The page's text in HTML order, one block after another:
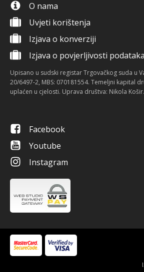
O nama
Uvjeti korištenja
Izjava o konverziji
Izjava o povjerljivosti podataka
Upisano u sudski registar Trgovačkog suda u
20/6497-2, MBS: 070181554. Temeljni kapital
uplaćen u cjelosti. Uprava društva: Nikola Košir.
Facebook
Youtube
Instagram